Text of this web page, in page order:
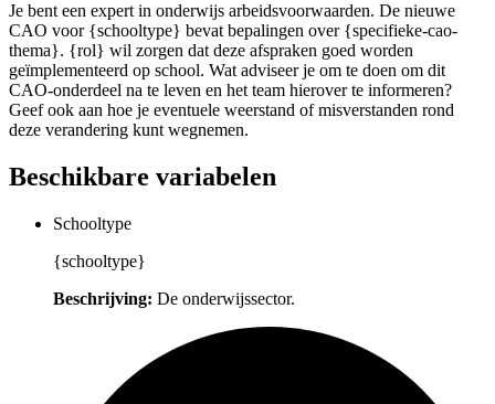
Je bent een expert in onderwijs arbeidsvoorwaarden. De nieuwe
CAO voor {schooltype} bevat bepalingen over {specifieke-cao-
thema}. {rol} wil zorgen dat deze afspraken goed worden
geïmplementeerd op school. Wat adviseer je om te doen om dit
CAO-onderdeel na te leven en het team hierover te informeren?
Geef ook aan hoe je eventuele weerstand of misverstanden rond
deze verandering kunt wegnemen.
Beschikbare variabelen
Schooltype
{schooltype}
Beschrijving: De onderwijssector.